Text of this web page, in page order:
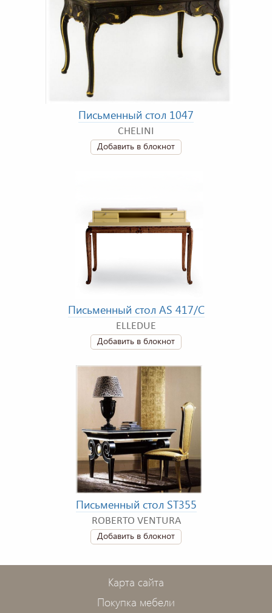
Письменный стол 1047
CHELINI
Добавить в блокнот
Письменный стол AS 417/C
ELLEDUE
Добавить в блокнот
Письменный стол ST355
ROBERTO VENTURA
Добавить в блокнот
Карта сайта
Покупка мебели